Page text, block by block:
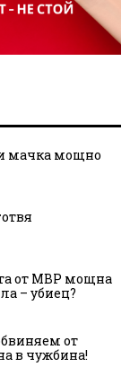
мачка мощно
от МВР мощна
– убиец?
от
в чужбина!